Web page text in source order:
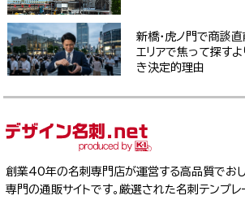
新橋・虎ノ門で商談
エリアで焦って探す
き決定的理由
創業40年の名刺専門店が運営する高品質でおし
専門の通販サイトです。厳選された名刺テンプ